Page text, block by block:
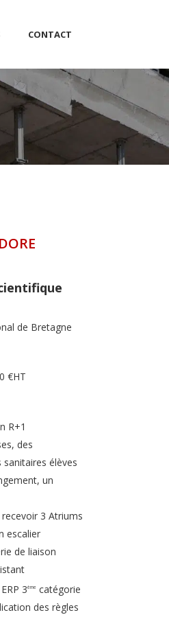
CONTACT
de Bretagne
€HT
R+1
des
élèves
un
3 Atriums
escalier
de liaison
3ème catégorie
des règles